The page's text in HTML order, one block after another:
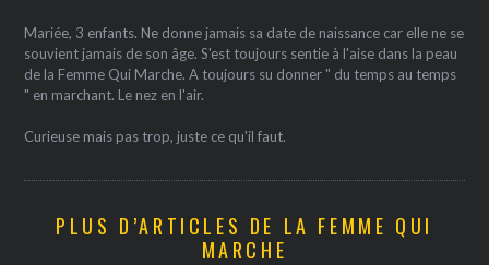
Mariée, 3 enfants. Ne donne jamais sa date de naissance car elle ne se
souvient jamais de son âge. S'est toujours sentie à l'aise dans la peau
de la Femme Qui Marche. A toujours su donner " du temps au temps
" en marchant. Le nez en l'air.
Curieuse mais pas trop, juste ce qu'il faut.
PLUS D’ARTICLES DE LA FEMME QUI
MARCHE